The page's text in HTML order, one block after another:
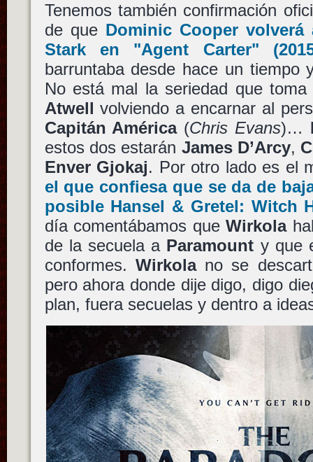
Tenemos también confirmación
de que Dominic Coopervolverá
Starken "Agent Carter"
barruntaba desde hace un tiempo
No está mal la seriedad que
Atwell volviendo a encarnar al
Capitán América(Chris Evans)…
estos dos estarán James D’Arcy,
Enver Gjokaj. Por otro lado es el
el que confiesa que se da de
posible Hansel & Gretel: Witch
día comentábamos queWirkola
de la secuela a Paramount y que
conformes. Wirkolano se
pero ahora donde dije digo, digo
plan, fuera secuelas y dentro a